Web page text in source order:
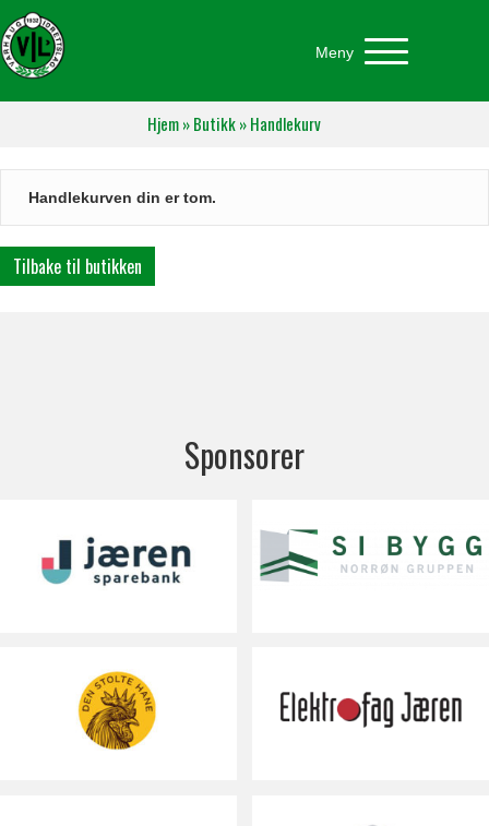
Meny
Hjem»Butikk»Handlekurv
Handlekurven din er tom.
Tilbake til butikken
Sponsorer